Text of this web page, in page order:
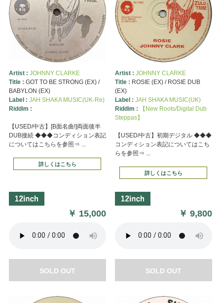
Artist : JOHNNY CLARKE
Title : GOT TO BE STRONG (EX) /
BABYLON (EX)
Label : JAH SHAKA MUSIC(UK-Re)
Riddim :
【USED/中古】[B面名曲!]両面後半
DUB接続 ◆◆◆コンディション表記
についてはこちらを参照⇒ ...
詳しくはこちら
￥ 15,000
SOLD OUT
Artist : JOHNNY CLARKE
Title : ROSIE (EX) / ROSIE DUB
(EX)
Label : JAH SHAKA MUSIC(UK)
Riddim :
【New Roots/Digital Dub
Steppas】
【USED/中古】初期デジタル ◆◆◆
コンディション表記についてはこち
らを参照⇒ ...
詳しくはこちら
￥9,800
SOLD OUT